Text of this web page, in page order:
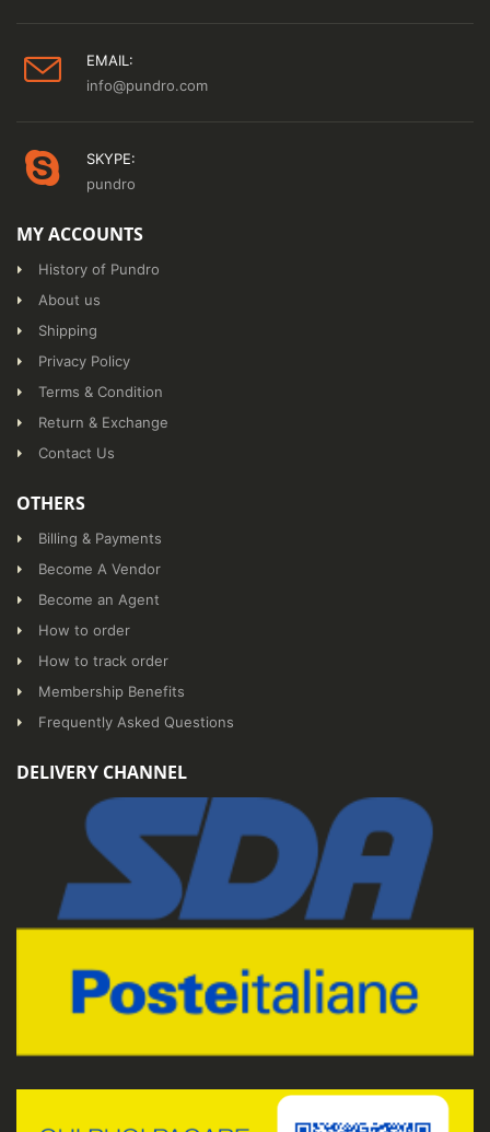
EMAIL:
info@pundro.com
SKYPE:
pundro
MY ACCOUNTS
History of Pundro
About us
Shipping
Privacy Policy
Terms & Condition
Return & Exchange
Contact Us
OTHERS
Billing & Payments
Become A Vendor
Become an Agent
How to order
How to track order
Membership Benefits
Frequently Asked Questions
DELIVERY CHANNEL